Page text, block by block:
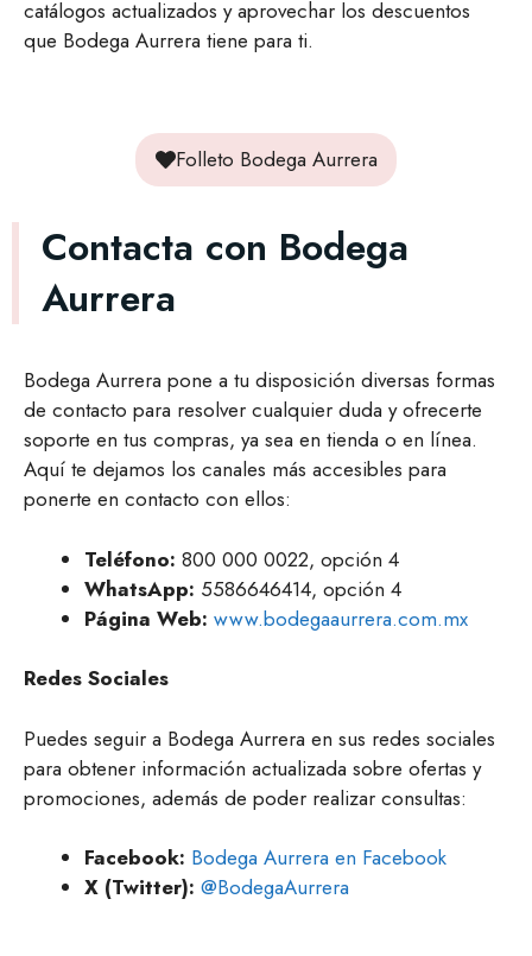
catálogos actualizados y aprovechar los descuentos
que Bodega Aurrera tiene para ti.
Folleto Bodega Aurrera
Contacta con Bodega
Aurrera
Bodega Aurrera pone a tu disposición diversas formas
de contacto para resolver cualquier duda y ofrecerte
soporte en tus compras, ya sea en tienda o en línea.
Aquí te dejamos los canales más accesibles para
ponerte en contacto con ellos:
Teléfono: 800 000 0022, opción 4
WhatsApp: 5586646414, opción 4
Página Web: www.bodegaaurrera.com.mx
Redes Sociales
Puedes seguir a Bodega Aurrera en sus redes sociales
para obtener información actualizada sobre ofertas y
promociones, además de poder realizar consultas:
Facebook: Bodega Aurrera en Facebook
X (Twitter): @BodegaAurrera